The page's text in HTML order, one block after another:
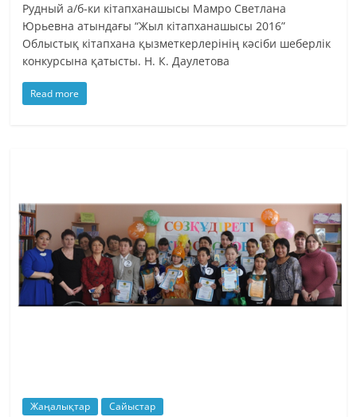
Рудный а/б-ки кітапханашысы Мамро Светлана
Юрьевна атындағы “Жыл кітапханашысы 2016”
Облыстық кітапхана қызметкерлерінің кәсіби шеберлік
конкурсына қатысты. Н. К. Даулетова
Read more
Жаңалықтар Сайыстар